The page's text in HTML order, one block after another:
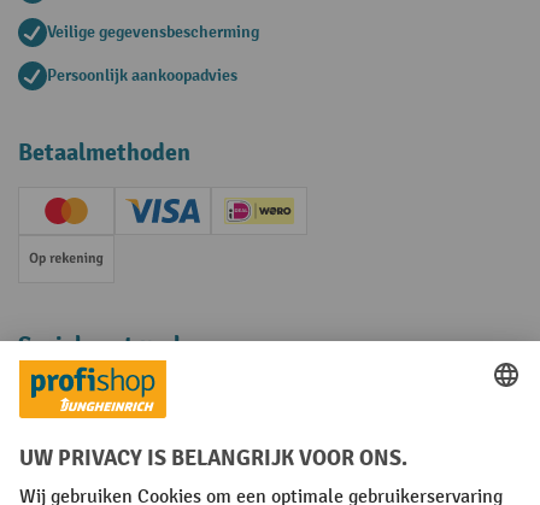
Veilige gegevensbescherming
Persoonlijk aankoopadvies
Betaalmethoden
Creditcard (Master)Creditcard (Visa)iDEAL | Wero
Op rekening
Sociale netwerken
Facebook
YouTube
LinkedInInstagram